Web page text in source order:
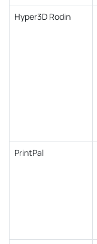
Hyper3D Rodin
PrintPal